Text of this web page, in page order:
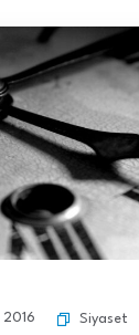
2016 Siyaset